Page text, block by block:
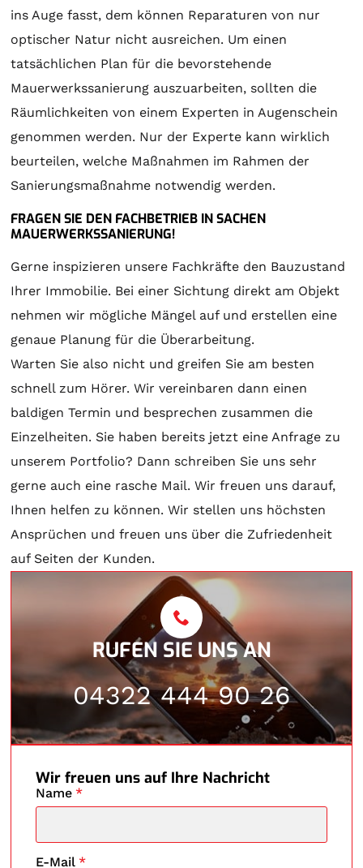
ins Auge fasst, dem können Reparaturen von nur
optischer Natur nicht ausreichen. Um einen
tatsächlichen Plan für die bevorstehende
Mauerwerkssanierung auszuarbeiten, sollten die
Räumlichkeiten von einem Experten in Augenschein
genommen werden. Nur der Experte kann wirklich
beurteilen, welche Maßnahmen im Rahmen der
Sanierungsmaßnahme notwendig werden.
FRAGEN SIE DEN FACHBETRIEB IN SACHEN
MAUERWERKSSANIERUNG!
Gerne inspizieren unsere Fachkräfte den Bauzustand
Ihrer Immobilie. Bei einer Sichtung direkt am Objekt
nehmen wir mögliche Mängel auf und erstellen eine
genaue Planung für die Überarbeitung.
Warten Sie also nicht und greifen Sie am besten
schnell zum Hörer. Wir vereinbaren dann einen
baldigen Termin und besprechen zusammen die
Einzelheiten. Sie haben bereits jetzt eine Anfrage zu
unserem Portfolio? Dann schreiben Sie uns sehr
gerne auch eine rasche Mail. Wir freuen uns darauf,
Ihnen helfen zu können. Wir stellen uns höchsten
Ansprüchen und freuen uns über die Zufriedenheit
auf Seiten der Kunden.
RUFEN SIE UNS AN
04322 444 90 26
Wir freuen uns auf Ihre Nachricht
Name *
E-Mail *